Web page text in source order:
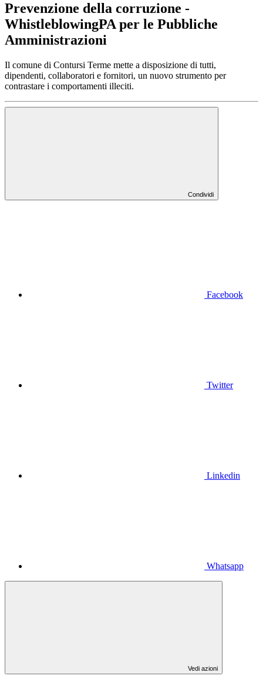
Prevenzione della corruzione -
WhistleblowingPA per le Pubbliche
Amministrazioni
Il comune di Contursi Terme mette a disposizione di tutti,
dipendenti, collaboratori e fornitori, un nuovo strumento per
contrastare i comportamenti illeciti.
Condividi
Facebook
Twitter
Linkedin
Whatsapp
Vedi azioni